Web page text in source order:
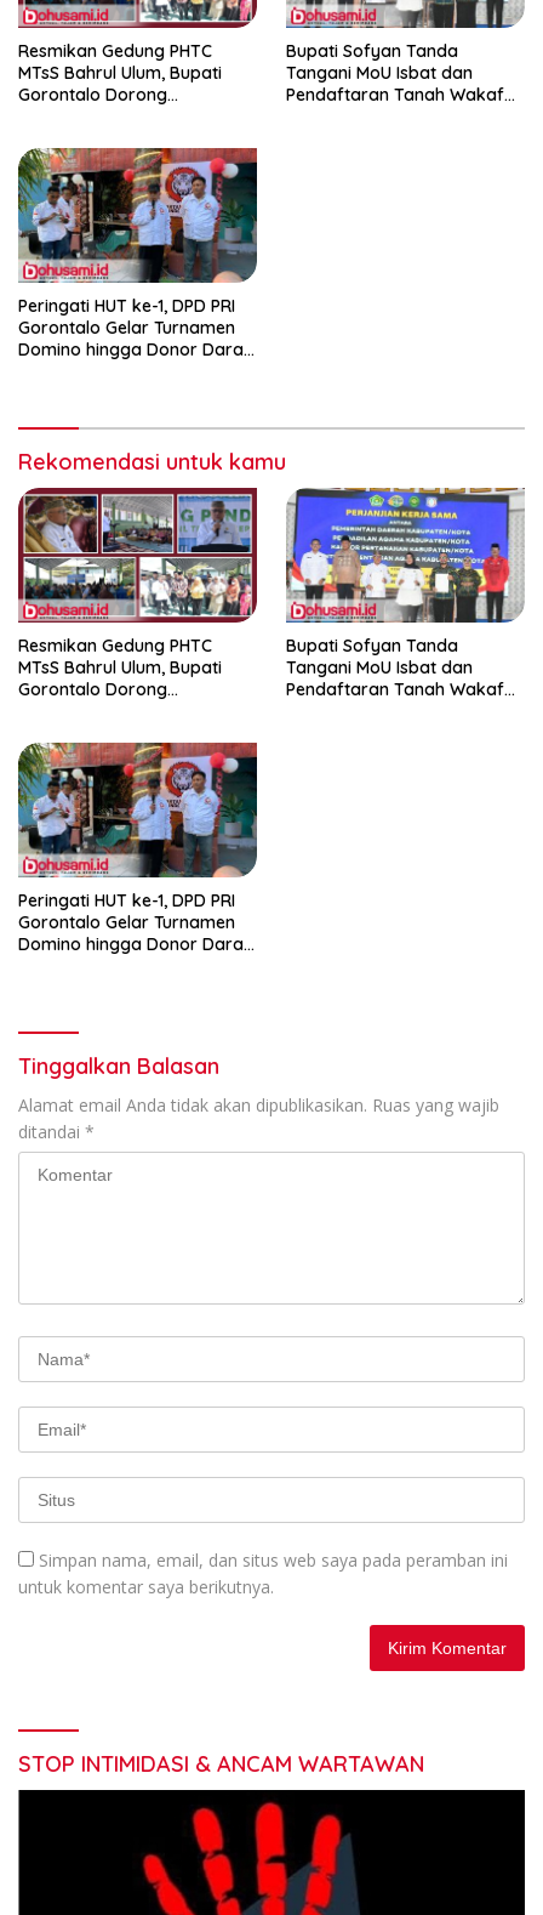
Resmikan Gedung PHTC
MTsS Bahrul Ulum, Bupati
Gorontalo Dorong
Bupati Sofyan Tanda
Tangani MoU Isbat dan
Pendaftaran Tanah Wakaf
Peringati HUT ke-1, DPD PRI
Gorontalo Gelar Turnamen
Domino hingga Donor Darah
Rekomendasi untuk kamu
Resmikan Gedung PHTC
MTsS Bahrul Ulum, Bupati
Gorontalo Dorong
Bupati Sofyan Tanda
Tangani MoU Isbat dan
Pendaftaran Tanah Wakaf
Peringati HUT ke-1, DPD PRI
Gorontalo Gelar Turnamen
Domino hingga Donor Darah
Tinggalkan Balasan
Alamat email Anda tidak akan dipublikasikan. Ruas yang wajib
ditandai *
Simpan nama, email, dan situs web saya pada peramban ini
untuk komentar saya berikutnya.
STOP INTIMIDASI & ANCAM WARTAWAN